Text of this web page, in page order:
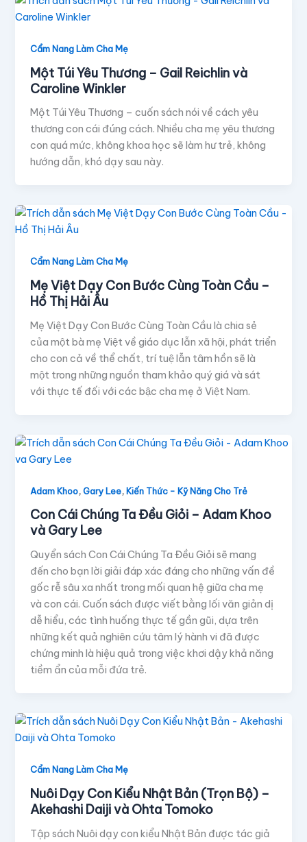
Cẩm Nang Làm Cha Mẹ
Một Túi Yêu Thương – Gail Reichlin và
Caroline Winkler
Một Túi Yêu Thương – cuốn sách nói về cách yêu
thương con cái đúng cách. Nhiều cha mẹ yêu thương
con quá mức, không khoa học sẽ làm hư trẻ, không
hướng dẫn, khó dạy sau này.
Cẩm Nang Làm Cha Mẹ
Mẹ Việt Dạy Con Bước Cùng Toàn Cầu –
Hồ Thị Hải Âu
Mẹ Việt Dạy Con Bước Cùng Toàn Cầu là chia sẻ
của một bà mẹ Việt về giáo dục lẫn xã hội, phát triển
cho con cả về thể chất, trí tuệ lẫn tâm hồn sẽ là
một trong những nguồn tham khảo quý giá và sát
với thực tế đối với các bậc cha mẹ ở Việt Nam.
Adam Khoo,Gary Lee,Kiến Thức - Kỹ Năng Cho Trẻ
Con Cái Chúng Ta Đều Giỏi – Adam Khoo
và Gary Lee
Quyển sách Con Cái Chúng Ta Đều Giỏi sẽ mang
đến cho bạn lời giải đáp xác đáng cho những vấn đề
gốc rễ sâu xa nhất trong mối quan hệ giữa cha mẹ
và con cái. Cuốn sách được viết bằng lối văn giản dị
dễ hiểu, các tình huống thực tế gần gũi, dựa trên
những kết quả nghiên cứu tâm lý hành vi đã được
chứng minh là hiệu quả trong việc khơi dậy khả năng
tiềm ẩn của mỗi đứa trẻ.
Cẩm Nang Làm Cha Mẹ
Nuôi Dạy Con Kiểu Nhật Bản (Trọn Bộ) –
Akehashi Daiji và Ohta Tomoko
Tập sách Nuôi dạy con kiểu Nhật Bản được tác giả